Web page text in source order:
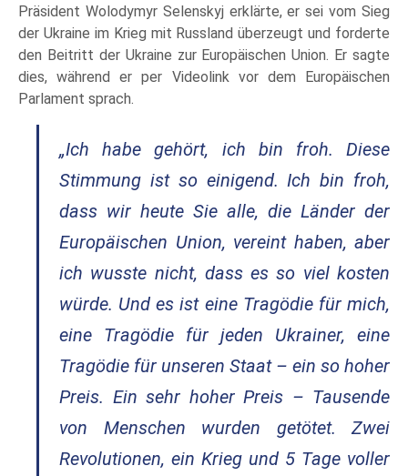
Präsident Wolodymyr Selenskyj erklärte, er sei vom Sieg
der Ukraine im Krieg mit Russland überzeugt und forderte
den Beitritt der Ukraine zur Europäischen Union. Er sagte
dies, während er per Videolink vor dem Europäischen
Parlament sprach.
„Ich habe gehört, ich bin froh. Diese
Stimmung ist so einigend. Ich bin froh,
dass wir heute Sie alle, die Länder der
Europäischen Union, vereint haben, aber
ich wusste nicht, dass es so viel kosten
würde. Und es ist eine Tragödie für mich,
eine Tragödie für jeden Ukrainer, eine
Tragödie für unseren Staat – ein so hoher
Preis. Ein sehr hoher Preis – Tausende
von Menschen wurden getötet. Zwei
Revolutionen, ein Krieg und 5 Tage voller